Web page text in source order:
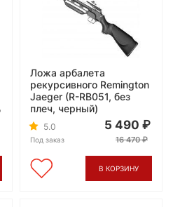
Ложа арбалета
рекурсивного Remington
Jaeger (R-RB051, без
плеч, черный)
5.0
Под заказ
5 490
16 470
В КОРЗИНУ